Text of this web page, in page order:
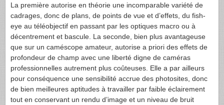
La première autorise en théorie une incomparable variété de
cadrages, donc de plans, de points de vue et d’effets, du fish-
eye au téléobjectif en passant par les optiques macro ou à
décentrement et bascule. La seconde, bien plus avantageuse
que sur un caméscope amateur, autorise a priori des effets de
profondeur de champ avec une liberté digne de caméras
professionnelles autrement plus coûteuses. Elle a par ailleurs
pour conséquence une sensibilité accrue des photosites, donc
de bien meilleures aptitudes à travailler par faible éclairement
tout en conservant un rendu d’image et un niveau de bruit